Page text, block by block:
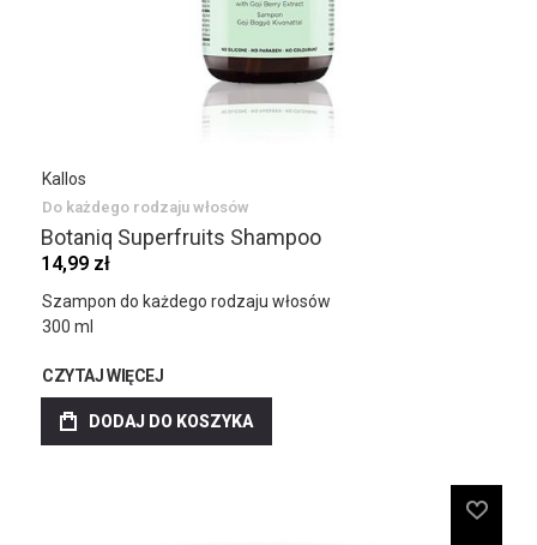
Kallos
Do każdego rodzaju włosów
Botaniq Superfruits Shampoo
14,99 zł
Szampon do każdego rodzaju włosów
300 ml
CZYTAJ WIĘCEJ
DODAJ DO KOSZYKA